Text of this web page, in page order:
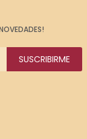
SUSCRIBIRME